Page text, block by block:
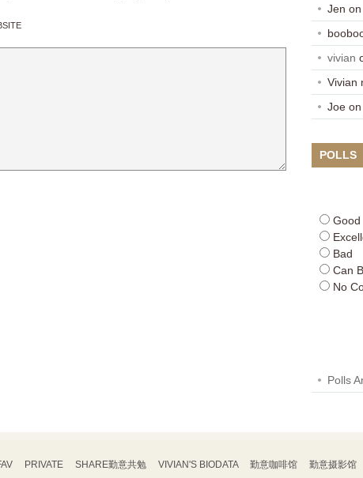
Jen on
vivian
Vivian
Joe on
POLLS
Good
Bad
Can
No
Polls
PRIVATE SHARE勤意共勉 VIVIAN'S BIODATA 勤意咖啡馆 勤意摄影馆